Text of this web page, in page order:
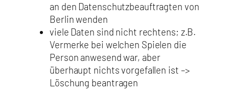
an den Datenschutzbeauftragten von
Berlin wenden
viele Daten sind nicht rechtens; z.B.
Vermerke bei welchen Spielen die
Person anwesend war, aber
überhaupt nichts vorgefallen ist –>
Löschung beantragen